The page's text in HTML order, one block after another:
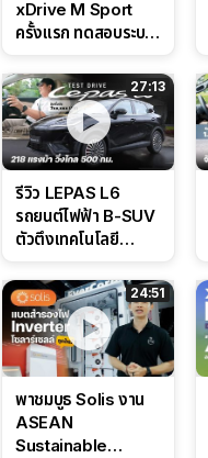
xDrive M Sport
ครั้งแรก ทดสอบระบบ
Performance แบบ
จัดเต็มในสนาม
27:13
รีวิว LEPAS L6
รถยนต์ไฟฟ้า B-SUV
ตัวตึงเทคโนโลยี
ล่างหนึบ ลุ้นราคา 7
แสนต้น
24:51
พาชมบูธ Solis งาน
ASEAN
Sustainable